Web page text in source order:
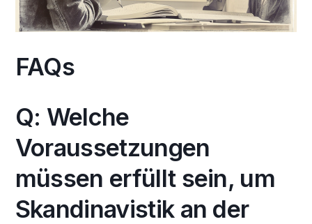
FAQs
Q: Welche
Voraussetzungen
müssen erfüllt sein, um
Skandinavistik an der